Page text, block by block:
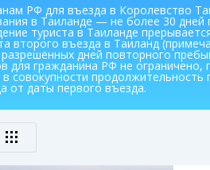
РФ для въезда в Королевство
в Таиланде — не более 30 дней
туриста в Таиланде
второго въезда в Таиланд
дней повторного
для гражданина РФ не
в совокупности
от даты первого въезда.